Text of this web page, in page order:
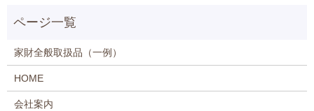
家財全般取扱品（一例）
HOME
会社案内